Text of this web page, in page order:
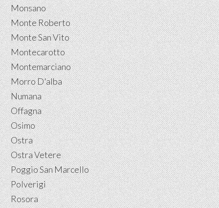
Monsano
Monte Roberto
Monte San Vito
Montecarotto
Montemarciano
Morro D'alba
Numana
Offagna
Osimo
Ostra
Ostra Vetere
Poggio San Marcello
Polverigi
Rosora